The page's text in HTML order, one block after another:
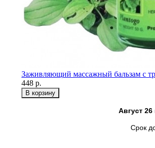
Заживляющий массажный бальзам с
448 р.
Август
Срок